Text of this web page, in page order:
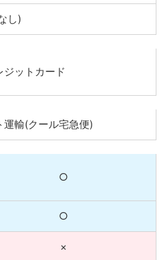
し)
ジットカード
運輸(クール宅急便)
○
○
×